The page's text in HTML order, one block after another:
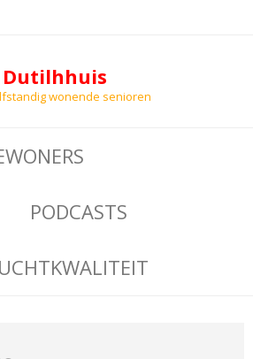
Dutilhhuis
wonende senioren
PODCASTS